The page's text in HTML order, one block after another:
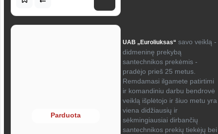
Parduota
UAB „Euroliuksas“ savo veiklą -
didmeninę prekybą
santechnikos prekėmis -
pradėjo prieš 25 metus.
Remdamasi ilgamete patirtimi
ir komandiniu darbu bendrovė
veiklą išplėtojo ir šiuo metu yra
viena didžiausių ir
sėkmingiausiai dirbančių
santechnikos prekių tiekėjų bei